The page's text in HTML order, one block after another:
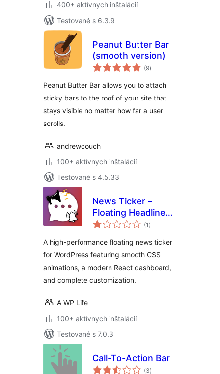
400+ aktívnych inštalácií
Testované s 6.3.9
Peanut Butter Bar
(smooth version)
(9celkové
hodnotenie
)
Peanut Butter Bar allows you to attach
sticky bars to the roof of your site that
stays visible no matter how far a user
scrolls.
andrewcouch
100+ aktívnych inštalácií
Testované s 4.5.33
News Ticker –
Floating Headlines
& Sticky Alerts
(1 celkové
hodnotenie
)
A high-performance floating news ticker
for WordPress featuring smooth CSS
animations, a modern React dashboard,
and complete customization.
A WP Life
100+ aktívnych inštalácií
Testované s 7.0.3
Call-To-Action Bar
(3celkové
)